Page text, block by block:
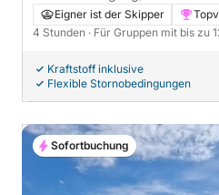
Stunden von Scoglitti entfernt
Eigner ist der Skipper
4 Stunden · Für Gruppen mit bis zu
Kraftstoff inklusive
Flexible Stornobedingungen
Sofortbuchung